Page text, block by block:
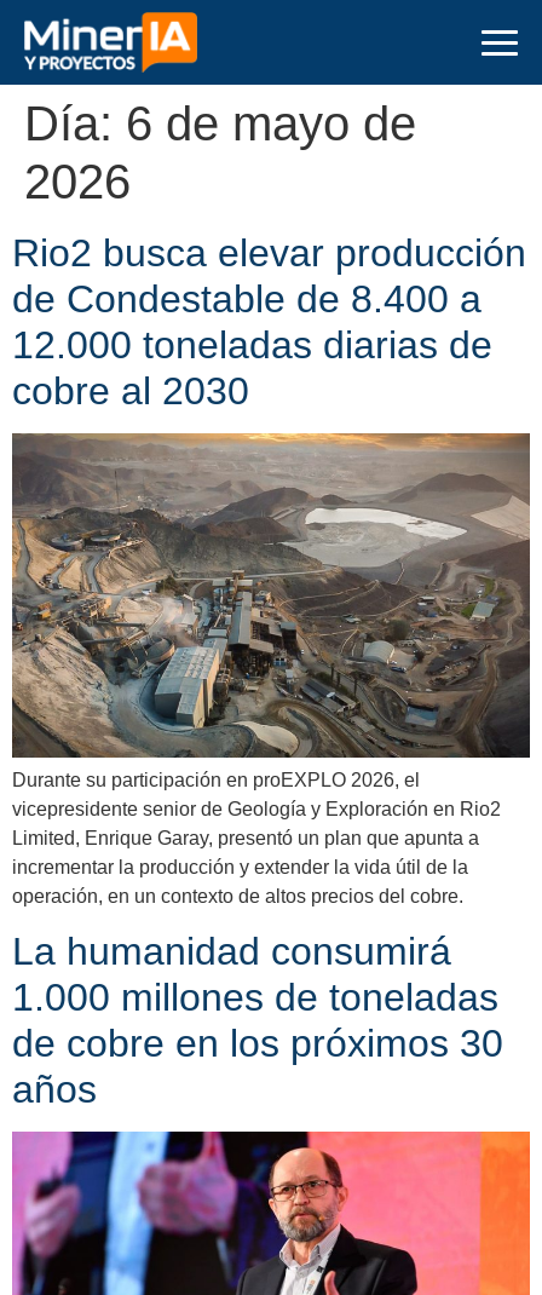
Día: 6 de mayo de
2026
Rio2 busca elevar producción
de Condestable de 8.400 a
12.000 toneladas diarias de
cobre al 2030
Durante su participación en proEXPLO 2026, el
vicepresidente senior de Geología y Exploración en Rio2
Limited, Enrique Garay, presentó un plan que apunta a
incrementar la producción y extender la vida útil de la
operación, en un contexto de altos precios del cobre.
La humanidad consumirá
1.000 millones de toneladas
de cobre en los próximos 30
años